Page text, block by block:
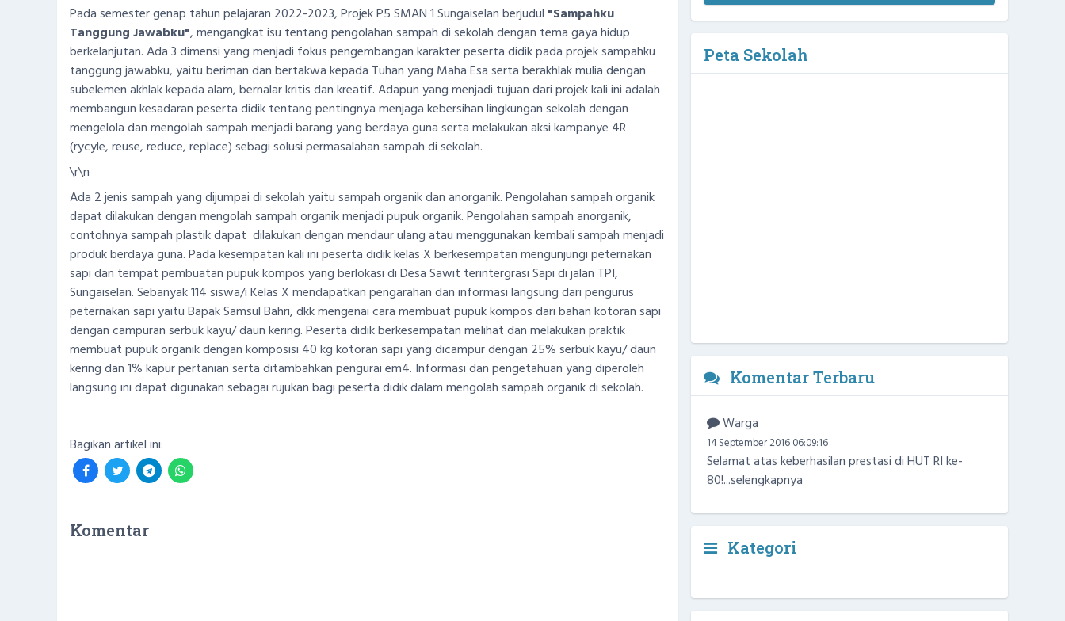
Pada semester genap tahun pelajaran 2022-2023, Projek P5 SMAN 1 Sungaiselan berjudul "Sampahku
Tanggung Jawabku", mengangkat isu tentang pengolahan sampah di sekolah dengan tema gaya hidup
berkelanjutan. Ada 3 dimensi yang menjadi fokus pengembangan karakter peserta didik pada projek sampahku
tanggung jawabku, yaitu beriman dan bertakwa kepada Tuhan yang Maha Esa serta berakhlak mulia dengan
subelemen akhlak kepada alam, bernalar kritis dan kreatif. Adapun yang menjadi tujuan dari projek kali ini adalah
membangun kesadaran peserta didik tentang pentingnya menjaga kebersihan lingkungan sekolah dengan
mengelola dan mengolah sampah menjadi barang yang berdaya guna serta melakukan aksi kampanye 4R
(rycyle, reuse, reduce, replace) sebagi solusi permasalahan sampah di sekolah.
\r\n
Ada 2 jenis sampah yang dijumpai di sekolah yaitu sampah organik dan anorganik. Pengolahan sampah organik
dapat dilakukan dengan mengolah sampah organik menjadi pupuk organik. Pengolahan sampah anorganik,
contohnya sampah plastik dapat dilakukan dengan mendaur ulang atau menggunakan kembali sampah menjadi
produk berdaya guna. Pada kesempatan kali ini peserta didik kelas X berkesempatan mengunjungi peternakan
sapi dan tempat pembuatan pupuk kompos yang berlokasi di Desa Sawit terintergrasi Sapi di jalan TPI,
Sungaiselan. Sebanyak 114 siswa/i Kelas X mendapatkan pengarahan dan informasi langsung dari pengurus
peternakan sapi yaitu Bapak Samsul Bahri, dkk mengenai cara membuat pupuk kompos dari bahan kotoran sapi
dengan campuran serbuk kayu/ daun kering. Peserta didik berkesempatan melihat dan melakukan praktik
membuat pupuk organik dengan komposisi 40 kg kotoran sapi yang dicampur dengan 25% serbuk kayu/ daun
kering dan 1% kapur pertanian serta ditambahkan pengurai em4. Informasi dan pengetahuan yang diperoleh
langsung ini dapat digunakan sebagai rujukan bagi peserta didik dalam mengolah sampah organik di sekolah.
Bagikan artikel ini:
Komentar
Peta Sekolah
Komentar Terbaru
14 September 2016 06:09:16
Selamat atas keberhasilan prestasi di HUT RI ke-
80!...selengkapnya
Kategori